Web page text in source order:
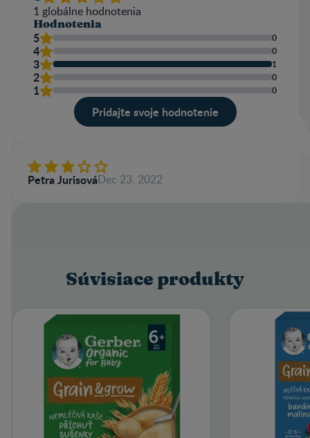
1 globálne hodnotenia
Hodnotenia
5 0
4 0
3 1
2 0
1 0
Pridajte svoje hodnotenie
Petra JurisováDec 23, 2022
Súvisiace produkty